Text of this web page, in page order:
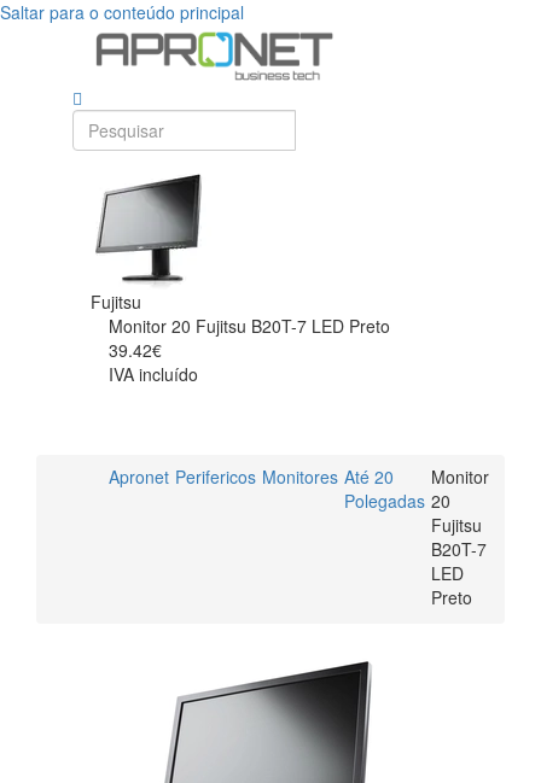
Saltar para o conteúdo principal
Fujitsu
Monitor 20 Fujitsu B20T-7 LED Preto
39.42€
IVA incluído
Apronet Perifericos Monitores Até 20
Polegadas
Monitor
20
Fujitsu
B20T-7
LED
Preto